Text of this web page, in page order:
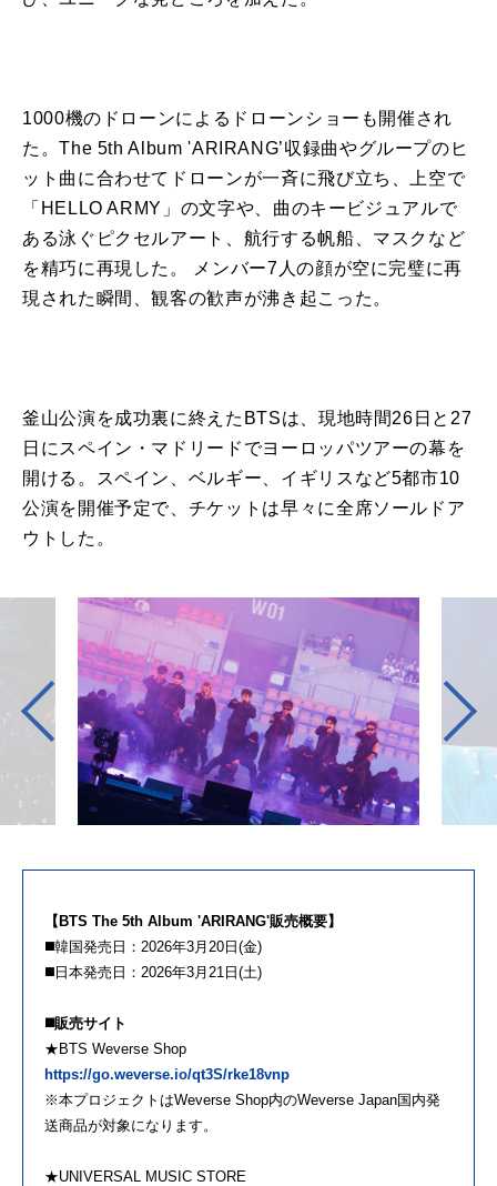
1000機のドローンによるドローンショーも開催され
た 。The 5th Album 'ARIRANG’収録曲やグループのヒ
ット曲に合わせてドローンが一斉に飛び立ち
、上空で
「HELLO ARMY」の文字や、 曲のキービジュアルで
ある泳ぐピクセルアート、航行する帆船、 マスクなど
を精巧に再現した 。 メンバー7 人の顔が空に完璧に再
現された瞬間、観客の歓声が沸き起こっ た 。
釜山公演を成功裏に終え た BTSは、 現地時間26日と27
日にスペイン・ マドリードでヨーロッパツアーの幕を
開ける。スペイン、 ベルギー、イギリスなど5都市10
公演を開催予定で、 チケットは早々に全席ソールドア
ウトし た 。
【BTS The 5th Album 'ARIRANG'販売概要】
◼️韓国発売日：2026年3月20日(金)
◼️日本発売日：2026年3月21日(土)
◼️販売サイト
★BTS Weverse Shop
https://go.weverse.io/qt3S/rke18vnp
※本プロジェクトはWeverse Shop内のWeverse Japan国内発
送商品が対象になります。
★UNIVERSAL MUSIC STORE